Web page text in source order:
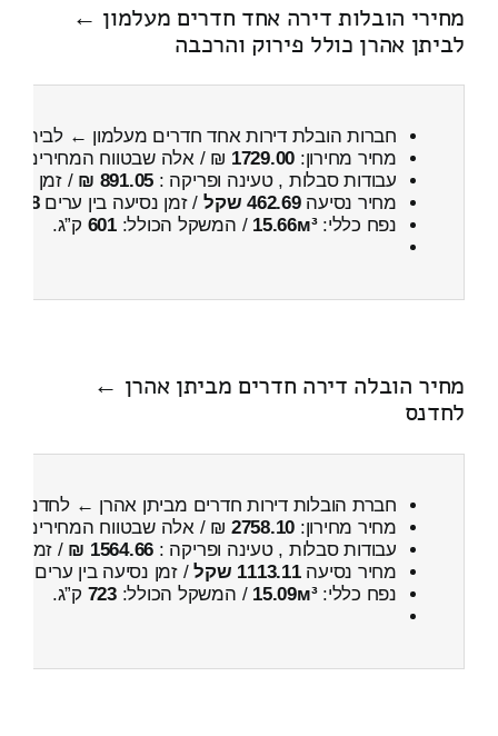
מחירי הובלות דירה אחד חדרים מעלמון ←
לביתן אהרן כולל פירוק והרכבה
חברות הובלת דירות אחד חדרים מעלמון ← לביתן
מחיר מחירון: 1729.00 ₪ / אלה שבטווח המחירים
עבודות סבלות , טעינה ופריקה : 891.05 ₪ / זמן :
מחיר נסיעה462.69 שקל / זמן נסיעה בין ערים38 דקות
נפח כללי:15.66м³ / המשקל הכולל:601 ק”ג.
מחיר הובלה דירה חדרים מביתן אהרן ←
לחדנס
חברת הובלות דירות חדרים מביתן אהרן ← לחדנס
מחיר מחירון: 2758.10 ₪ / אלה שבטווח המחירים
עבודות סבלות , טעינה ופריקה : 1564.66 ₪ / זמן :
מחיר נסיעה1113.11 שקל / זמן נסיעה בין ערים
נפח כללי:15.09м³ / המשקל הכולל:723 ק”ג.